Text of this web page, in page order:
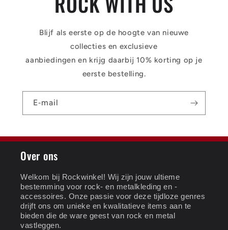
Blijf als eerste op de hoogte van nieuwe
collecties en exclusieve
aanbiedingen en krijg daarbij 10% korting op je
eerste bestelling.
E‑mail
Over ons
Welkom bij Rockwinkel! Wij zijn jouw ultieme
bestemming voor rock- en metalkleding en -
accessoires. Onze passie voor deze tijdloze genres
drijft ons om unieke en kwalitatieve items aan te
bieden die de ware geest van rock en metal
vastleggen.